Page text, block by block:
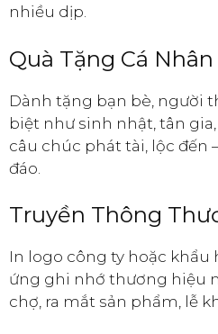
nhiều dịp.
Quà Tặng Cá Nhân
Dành tặng bạn bè, người
biệt như sinh nhật, tân
câu chúc phát tài, lộc đến
đáo.
Truyền Thông
In logo công ty hoặc khẩu
ứng ghi nhớ thương hiệu
chợ, ra mắt sản phẩm, lễ